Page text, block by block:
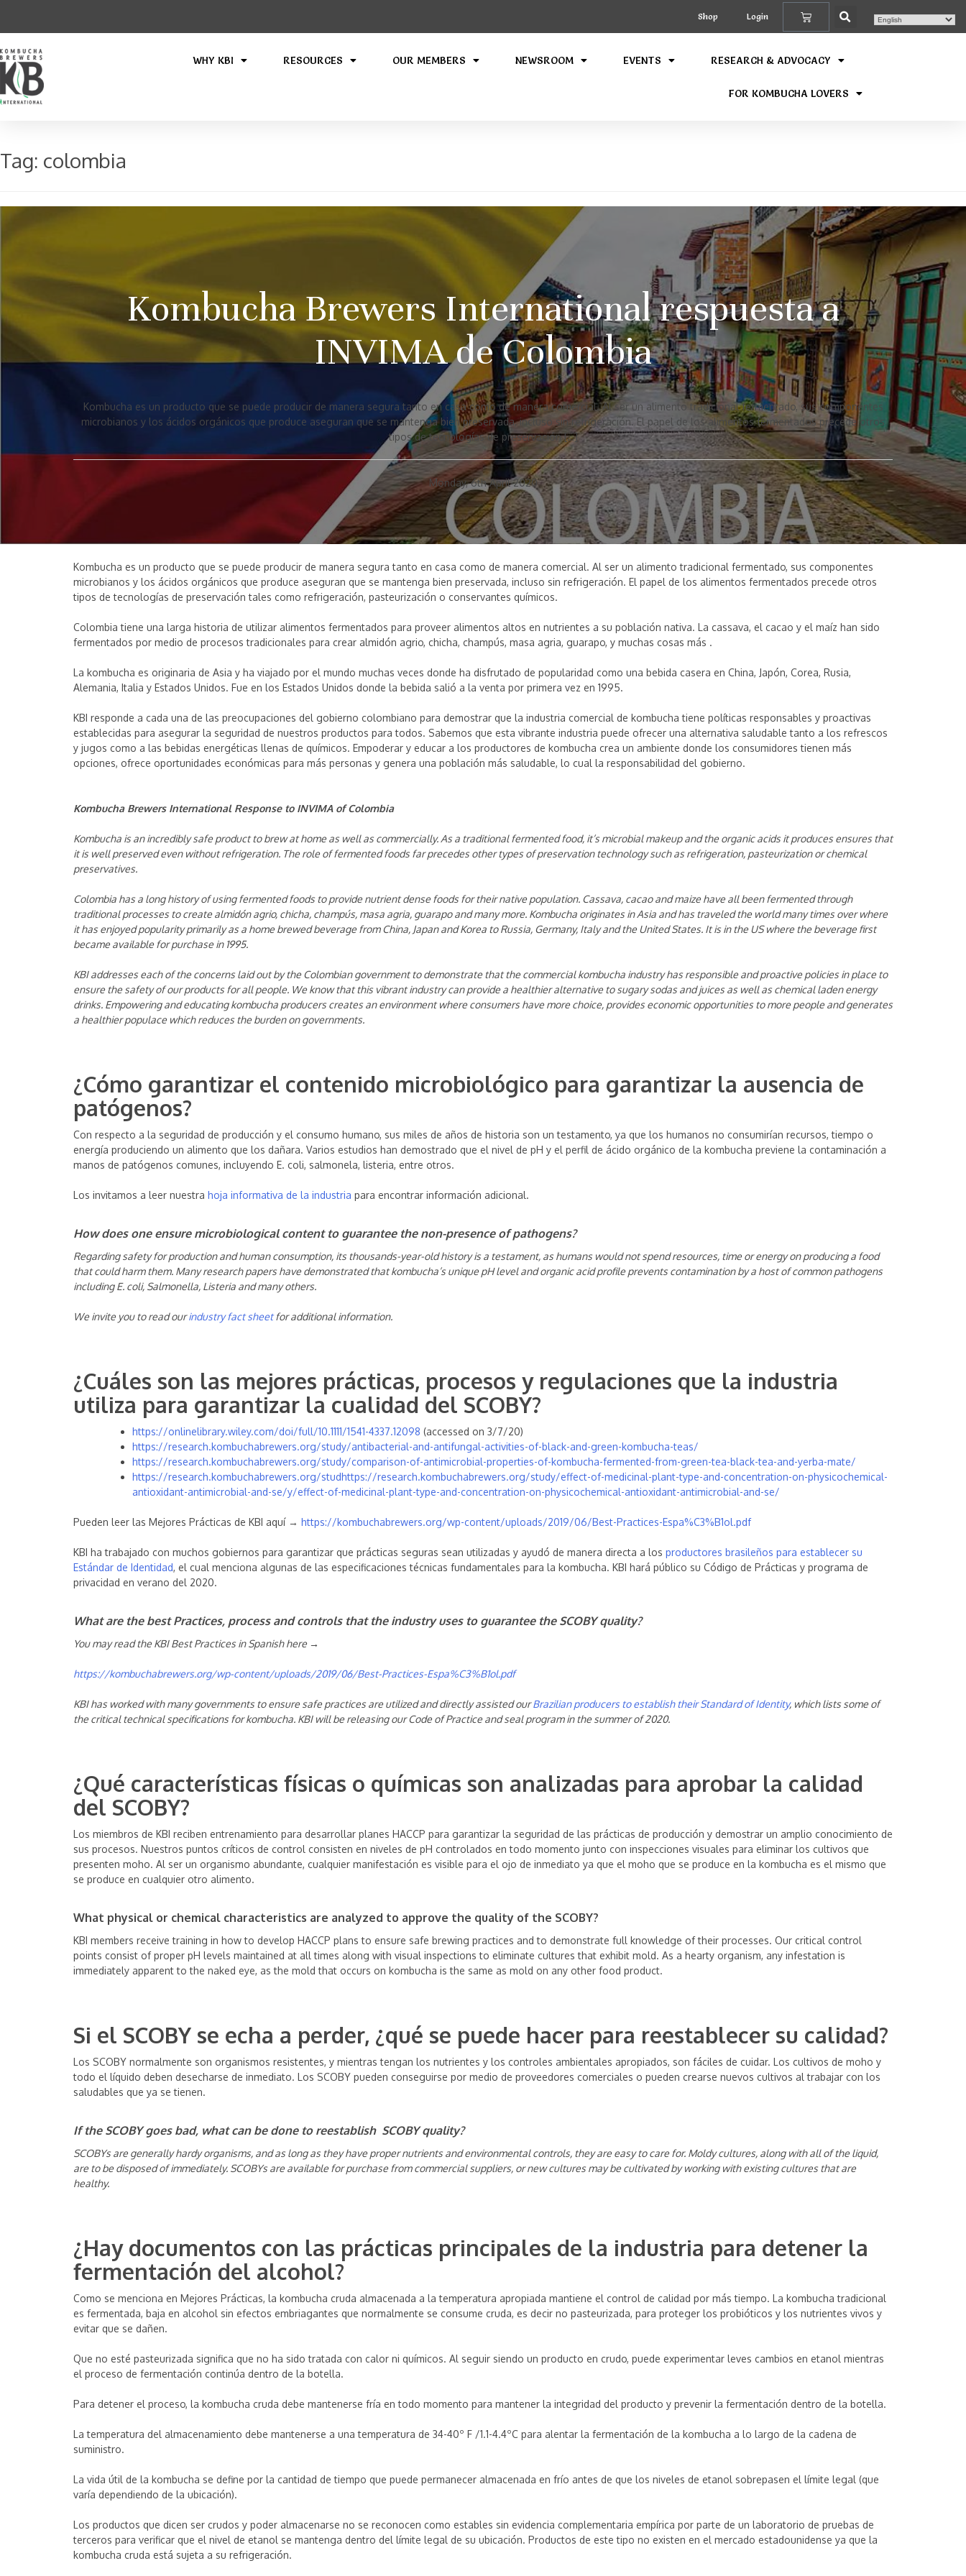
Shop Login
WHY KBI RESOURCES OUR MEMBERS NEWSROOM EVENTS RESEARCH & ADVOCACY
FOR KOMBUCHA LOVERS
Tag: colombia
Kombucha Brewers International respuesta a
INVIMA de Colombia
Kombucha es un producto que se puede producir de manera segura tanto en casa como de manera comercial. Al ser un alimento tradicional fermentado, sus componentes
microbianos y los ácidos orgánicos que produce aseguran que se mantenga bien preservada, incluso sin refrigeración. El papel de los alimentos fermentados precede otros
tipos de tecnologías de preservación […]
Monday, 6th April 2020
Kombucha es un producto que se puede producir de manera segura tanto en casa como de manera comercial. Al ser un alimento tradicional fermentado, sus componentes
microbianos y los ácidos orgánicos que produce aseguran que se mantenga bien preservada, incluso sin refrigeración. El papel de los alimentos fermentados precede otros
tipos de tecnologías de preservación tales como refrigeración, pasteurización o conservantes químicos.
Colombia tiene una larga historia de utilizar alimentos fermentados para proveer alimentos altos en nutrientes a su población nativa. La cassava, el cacao y el maíz han sido
fermentados por medio de procesos tradicionales para crear almidón agrio, chicha, champús, masa agria, guarapo, y muchas cosas más .
La kombucha es originaria de Asia y ha viajado por el mundo muchas veces donde ha disfrutado de popularidad como una bebida casera en China, Japón, Corea, Rusia,
Alemania, Italia y Estados Unidos. Fue en los Estados Unidos donde la bebida salió a la venta por primera vez en 1995.
KBI responde a cada una de las preocupaciones del gobierno colombiano para demostrar que la industria comercial de kombucha tiene políticas responsables y proactivas
establecidas para asegurar la seguridad de nuestros productos para todos. Sabemos que esta vibrante industria puede ofrecer una alternativa saludable tanto a los refrescos
y jugos como a las bebidas energéticas llenas de químicos. Empoderar y educar a los productores de kombucha crea un ambiente donde los consumidores tienen más
opciones, ofrece oportunidades económicas para más personas y genera una población más saludable, lo cual la responsabilidad del gobierno.
Kombucha Brewers International Response to INVIMA of Colombia
Kombucha is an incredibly safe product to brew at home as well as commercially. As a traditional fermented food, it’s microbial makeup and the organic acids it produces ensures that
it is well preserved even without refrigeration. The role of fermented foods far precedes other types of preservation technology such as refrigeration, pasteurization or chemical
preservatives.
Colombia has a long history of using fermented foods to provide nutrient dense foods for their native population. Cassava, cacao and maize have all been fermented through
traditional processes to create almidón agrio, chicha, champús, masa agria, guarapo and many more. Kombucha originates in Asia and has traveled the world many times over where
it has enjoyed popularity primarily as a home brewed beverage from China, Japan and Korea to Russia, Germany, Italy and the United States. It is in the US where the beverage first
became available for purchase in 1995.
KBI addresses each of the concerns laid out by the Colombian government to demonstrate that the commercial kombucha industry has responsible and proactive policies in place to
ensure the safety of our products for all people. We know that this vibrant industry can provide a healthier alternative to sugary sodas and juices as well as chemical laden energy
drinks. Empowering and educating kombucha producers creates an environment where consumers have more choice, provides economic opportunities to more people and generates
a healthier populace which reduces the burden on governments.
¿Cómo garantizar el contenido microbiológico para garantizar la ausencia de
patógenos?
Con respecto a la seguridad de producción y el consumo humano, sus miles de años de historia son un testamento, ya que los humanos no consumirían recursos, tiempo o
energía produciendo un alimento que los dañara. Varios estudios han demostrado que el nivel de pH y el perfil de ácido orgánico de la kombucha previene la contaminación a
manos de patógenos comunes, incluyendo E. coli, salmonela, listeria, entre otros.
Los invitamos a leer nuestra hoja informativa de la industria para encontrar información adicional.
How does one ensure microbiological content to guarantee the non-presence of pathogens?
Regarding safety for production and human consumption, its thousands-year-old history is a testament, as humans would not spend resources, time or energy on producing a food
that could harm them. Many research papers have demonstrated that kombucha’s unique pH level and organic acid profile prevents contamination by a host of common pathogens
including E. coli, Salmonella, Listeria and many others.
We invite you to read ourindustry fact sheetfor additional information.
¿Cuáles son las mejores prácticas, procesos y regulaciones que la industria
utiliza para garantizar la cualidad del SCOBY?
https://onlinelibrary.wiley.com/doi/full/10.1111/1541-4337.12098 (accessed on 3/7/20)
https://research.kombuchabrewers.org/study/antibacterial-and-antifungal-activities-of-black-and-green-kombucha-teas/
https://research.kombuchabrewers.org/study/comparison-of-antimicrobial-properties-of-kombucha-fermented-from-green-tea-black-tea-and-yerba-mate/
https://research.kombuchabrewers.org/studhttps://research.kombuchabrewers.org/study/effect-of-medicinal-plant-type-and-concentration-on-physicochemical-
antioxidant-antimicrobial-and-se/y/effect-of-medicinal-plant-type-and-concentration-on-physicochemical-antioxidant-antimicrobial-and-se/
Pueden leer las Mejores Prácticas de KBI aquí → https://kombuchabrewers.org/wp-content/uploads/2019/06/Best-Practices-Espa%C3%B1ol.pdf
KBI ha trabajado con muchos gobiernos para garantizar que prácticas seguras sean utilizadas y ayudó de manera directa a los productores brasileños para establecer su
Estándar de Identidad, el cual menciona algunas de las especificaciones técnicas fundamentales para la kombucha. KBI hará público su Código de Prácticas y programa de
privacidad en verano del 2020.
What are the best Practices, process and controls that the industry uses to guarantee the SCOBY quality?
You may read the KBI Best Practices in Spanish here →
https://kombuchabrewers.org/wp-content/uploads/2019/06/Best-Practices-Espa%C3%B1ol.pdf
KBI has worked with many governments to ensure safe practices are utilized and directly assisted ourBrazilian producers to establish their Standard of Identity, which lists some of
the critical technical specifications for kombucha. KBI will be releasing our Code of Practice and seal program in the summer of 2020.
¿Qué características físicas o químicas son analizadas para aprobar la calidad
del SCOBY?
Los miembros de KBI reciben entrenamiento para desarrollar planes HACCP para garantizar la seguridad de las prácticas de producción y demostrar un amplio conocimiento de
sus procesos. Nuestros puntos críticos de control consisten en niveles de pH controlados en todo momento junto con inspecciones visuales para eliminar los cultivos que
presenten moho. Al ser un organismo abundante, cualquier manifestación es visible para el ojo de inmediato ya que el moho que se produce en la kombucha es el mismo que
se produce en cualquier otro alimento.
What physical or chemical characteristics are analyzed to approve the quality of the SCOBY?
KBI members receive training in how to develop HACCP plans to ensure safe brewing practices and to demonstrate full knowledge of their processes. Our critical control
points consist of proper pH levels maintained at all times along with visual inspections to eliminate cultures that exhibit mold. As a hearty organism, any infestation is
immediately apparent to the naked eye, as the mold that occurs on kombucha is the same as mold on any other food product.
Si el SCOBY se echa a perder, ¿qué se puede hacer para reestablecer su calidad?
Los SCOBY normalmente son organismos resistentes, y mientras tengan los nutrientes y los controles ambientales apropiados, son fáciles de cuidar. Los cultivos de moho y
todo el líquido deben desecharse de inmediato. Los SCOBY pueden conseguirse por medio de proveedores comerciales o pueden crearse nuevos cultivos al trabajar con los
saludables que ya se tienen.
If the SCOBY goes bad, what can be done to reestablish SCOBY quality?
SCOBYs are generally hardy organisms, and as long as they have proper nutrients and environmental controls, they are easy to care for. Moldy cultures, along with all of the liquid,
are to be disposed of immediately. SCOBYs are available for purchase from commercial suppliers, or new cultures may be cultivated by working with existing cultures that are
healthy.
¿Hay documentos con las prácticas principales de la industria para detener la
fermentación del alcohol?
Como se menciona en Mejores Prácticas, la kombucha cruda almacenada a la temperatura apropiada mantiene el control de calidad por más tiempo. La kombucha tradicional
es fermentada, baja en alcohol sin efectos embriagantes que normalmente se consume cruda, es decir no pasteurizada, para proteger los probióticos y los nutrientes vivos y
evitar que se dañen.
Que no esté pasteurizada significa que no ha sido tratada con calor ni químicos. Al seguir siendo un producto en crudo, puede experimentar leves cambios en etanol mientras
el proceso de fermentación continúa dentro de la botella.
Para detener el proceso, la kombucha cruda debe mantenerse fría en todo momento para mantener la integridad del producto y prevenir la fermentación dentro de la botella.
La temperatura del almacenamiento debe mantenerse a una temperatura de 34-40º F /1.1-4.4ºC para alentar la fermentación de la kombucha a lo largo de la cadena de
suministro.
La vida útil de la kombucha se define por la cantidad de tiempo que puede permanecer almacenada en frío antes de que los niveles de etanol sobrepasen el límite legal (que
varía dependiendo de la ubicación).
Los productos que dicen ser crudos y poder almacenarse no se reconocen como estables sin evidencia complementaria empírica por parte de un laboratorio de pruebas de
terceros para verificar que el nivel de etanol se mantenga dentro del límite legal de su ubicación. Productos de este tipo no existen en el mercado estadounidense ya que la
kombucha cruda está sujeta a su refrigeración.